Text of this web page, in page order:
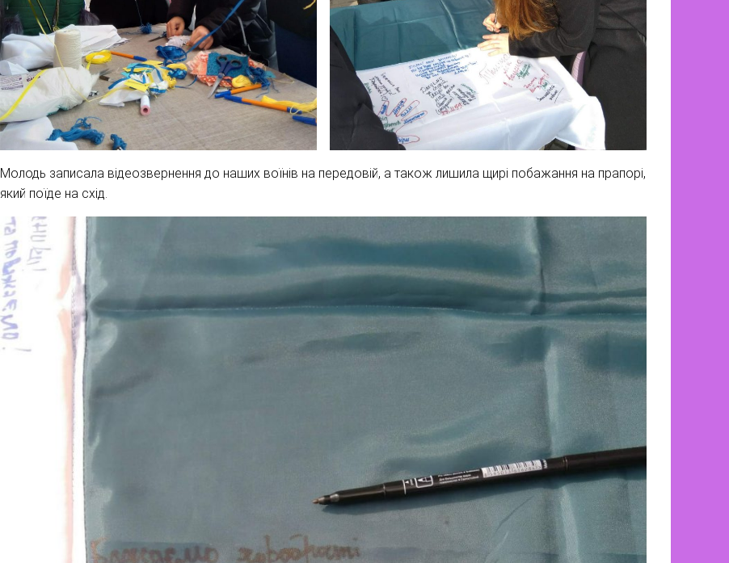
Молодь записала відеозвернення до наших воїнів на передовій, а також лишила щирі побажання на прапорі,
який поїде на схід.